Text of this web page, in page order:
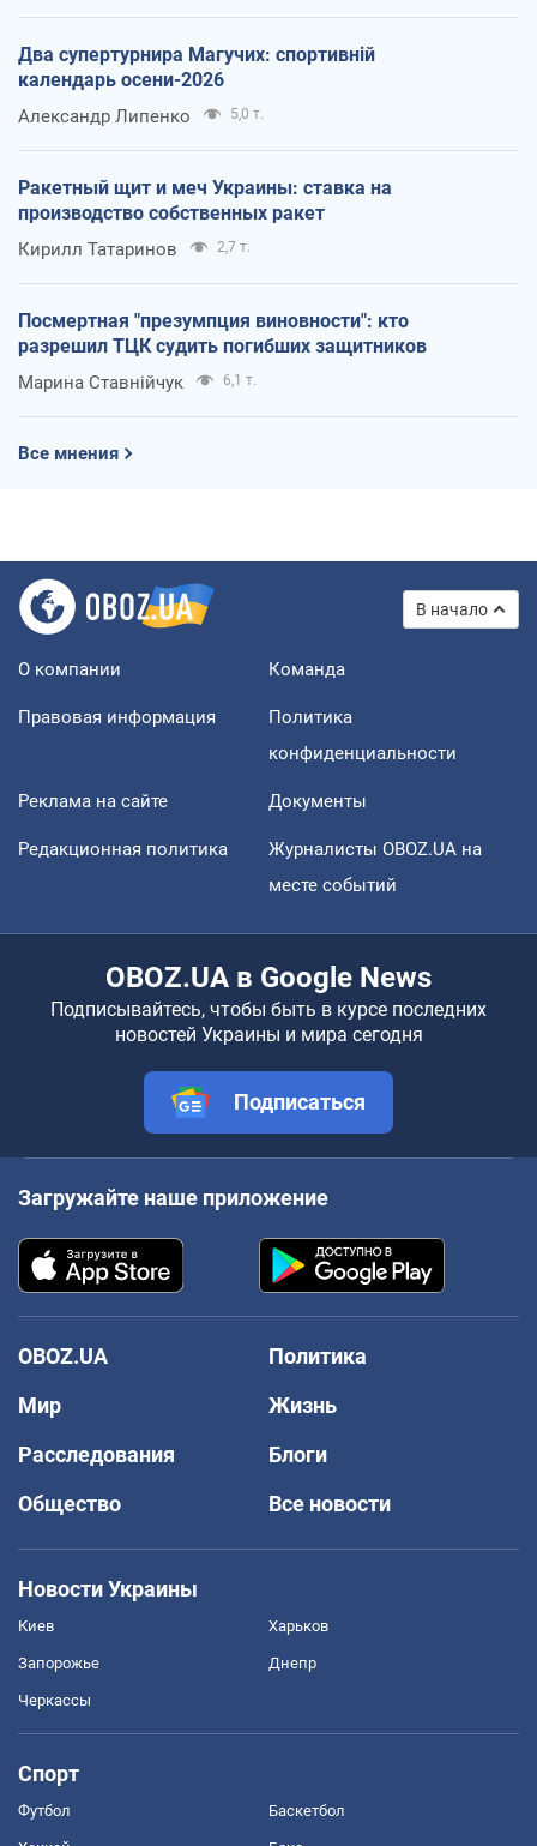
Два супертурнира Магучих: спортивній
календарь осени-2026
Александр Липенко 5,0 т.
Ракетный щит и меч Украины: ставка на
производство собственных ракет
Кирилл Татаринов 2,7 т.
Посмертная "презумпция виновности": кто
разрешил ТЦК судить погибших защитников
Марина Ставнійчук 6,1 т.
Все мнения
В начало
О компании Команда
Правовая информация
Политика
конфиденциальности
Реклама на сайте Документы
Редакционная политика
Журналисты OBOZ.UA на
месте событий
OBOZ.UA в Google News
Подписывайтесь, чтобы быть в курсе последних
новостей Украины и мира сегодня
Подписаться
Загружайте наше приложение
OBOZ.UA
Политика
Мир
Жизнь
Расследования
Блоги
Общество
Все новости
Новости Украины
Киев Харьков
Запорожье Днепр
Черкассы
Спорт
Футбол Баскетбол